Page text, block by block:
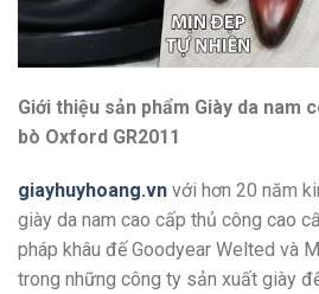
Giới thiệu sản phẩm Giày da nam
bò Oxford GR2011
giayhuyhoang.vn với hơn 20 năm
giày da nam cao cấp thủ công cao
pháp khâu đế Goodyear Welted và
trong những công ty sản xuất giày